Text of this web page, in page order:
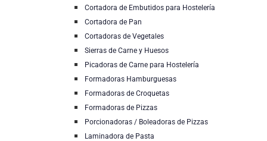
Cortadora de Embutidos para Hostelería
Cortadora de Pan
Cortadoras de Vegetales
Sierras de Carne y Huesos
Picadoras de Carne para Hostelería
Formadoras Hamburguesas
Formadoras de Croquetas
Formadoras de Pizzas
Porcionadoras / Boleadoras de Pizzas
Laminadora de Pasta